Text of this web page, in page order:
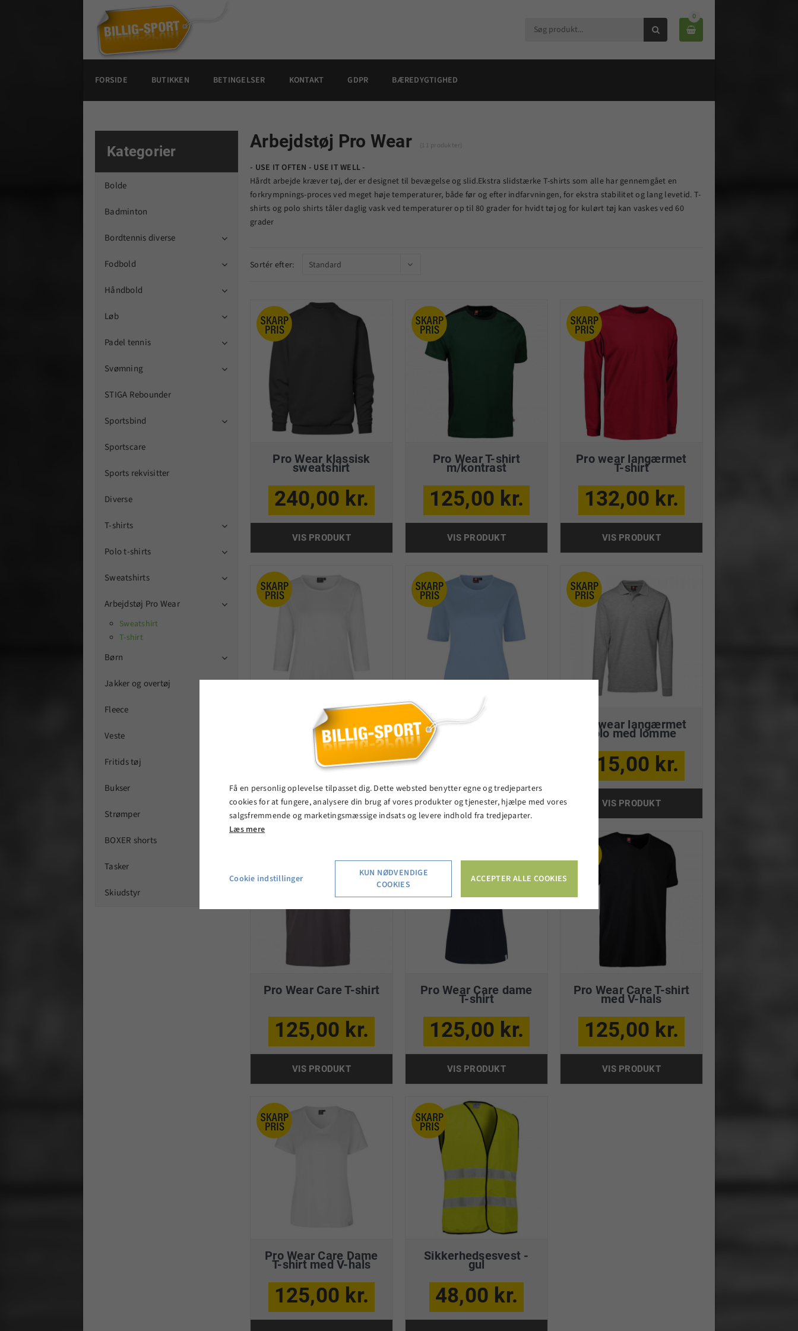

0

FORSIDE BUTIKKEN BETINGELSER KONTAKT GDPR BÆREDYGTIGHED
Kategorier
Bolde
Badminton
Bordtennis diverse 
Fodbold 
Håndbold 
Løb 
Padel tennis 
Svømning 
STIGA Rebounder
Sportsbind 
Sportscare
Sports rekvisitter
Diverse
T-shirts 
Polo t-shirts 
Sweatshirts 
Arbejdstøj Pro Wear 
Sweatshirt
T-shirt
Børn 
Jakker og overtøj
Fleece
Veste
Fritids tøj
Bukser
Strømper
BOXER shorts
Tasker
Skiudstyr
Arbejdstøj Pro Wear (11 produkter)
- USE IT OFTEN - USE IT WELL -
Hårdt arbejde kræver tøj, der er designet til bevægelse og slid.Ekstra slidstærke T-shirts som alle har gennemgået en
forkrympnings-proces ved meget høje temperaturer, både før og efter indfarvningen, for ekstra stabilitet og lang levetid. T-
shirts og polo shirts tåler daglig vask ved temperaturer op til 80 grader for hvidt tøj og for kulørt tøj kan vaskes ved 60
grader
Sortér efter:
Pro Wear klassisk
sweatshirt
240,00 kr.
VIS PRODUKT
Pro Wear T-shirt
m/kontrast
125,00 kr.
VIS PRODUKT
Pro wear langærmet
T-shirt
132,00 kr.
VIS PRODUKT
Pro Wear lady T-shirt
3/4-ærmet
115,00 kr.
VIS PRODUKT
Pro Wear lady T-shirt
VIS PRODUKT
Pro wear langærmet
polo med lomme
215,00 kr.
VIS PRODUKT
Pro Wear Care T-shirt
125,00 kr.
VIS PRODUKT
Pro Wear Care dame
T-shirt
125,00 kr.
VIS PRODUKT
Pro Wear Care T-shirt
med V-hals
125,00 kr.
VIS PRODUKT
Pro Wear Care Dame
T-shirt med V-hals
125,00 kr.
Sikkerhedsesvest -
gul
48,00 kr.
Få en personlig oplevelse tilpasset dig. Dette websted benytter egne og tredjeparters
cookies for at fungere, analysere din brug af vores produkter og tjenester, hjælpe med vores
salgsfremmende og marketingsmæssige indsats og levere indhold fra tredjeparter.
Læs mere
Cookie indstillinger
KUN NØDVENDIGE
COOKIES
ACCEPTER ALLE COOKIES